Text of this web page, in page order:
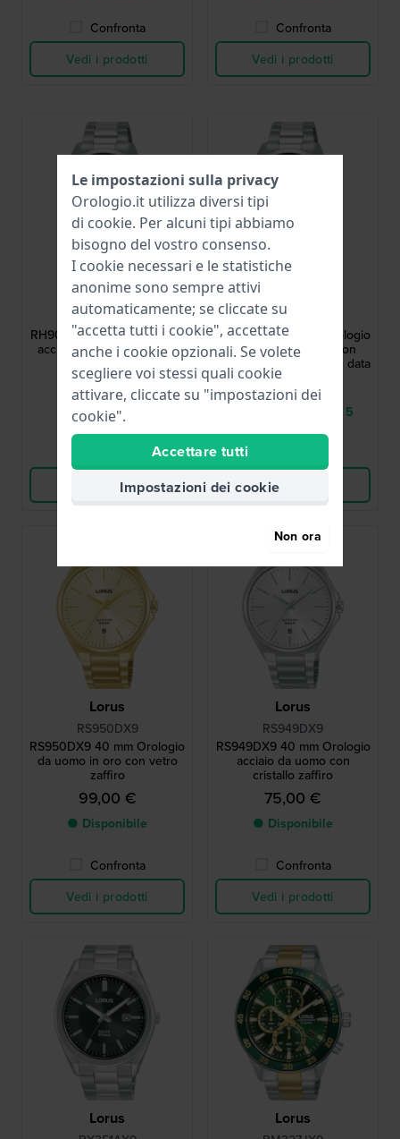
Confronta
Vedi i prodotti
Confronta
Vedi i prodotti
Lorus
RH907RX9
RH907RX9 39 mm Orologio
acciaio da uomo con data
65,00 €
● Disponibile
Vedi i prodotti
RH905RX9
RH905RX9 39 mm Orologio
da uomo in acciaio con
quadrante strutturato e data
65,00 €
● Consegna in 3 a 5
Vedi i prodotti
Lorus
RS950DX9
RS950DX9 40 mm Orologio
da uomo in oro con vetro
zaffiro
99,00 €
● Disponibile
Confronta
Vedi i prodotti
Lorus
RS949DX9
RS949DX9 40 mm Orologio
acciaio da uomo con
cristallo zaffiro
75,00 €
● Disponibile
Confronta
Vedi i prodotti
Lorus Lorus
Le impostazioni sulla privacy
Orologio.it utilizza diversi tipi
di cookie. Per alcuni tipi abbiamo
bisogno del vostro consenso.
I cookie necessari e le statistiche
anonime sono sempre attivi
automaticamente; se cliccate su
"accetta tutti i cookie", accettate
anche i cookie opzionali. Se volete
scegliere voi stessi quali cookie
attivare, cliccate su "impostazioni dei
cookie".
Accettare tutti
Impostazioni dei cookie
Non ora